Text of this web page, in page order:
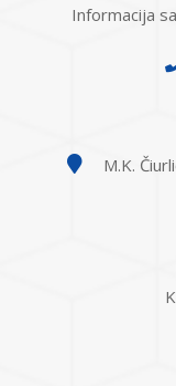
Informacija
M.K.